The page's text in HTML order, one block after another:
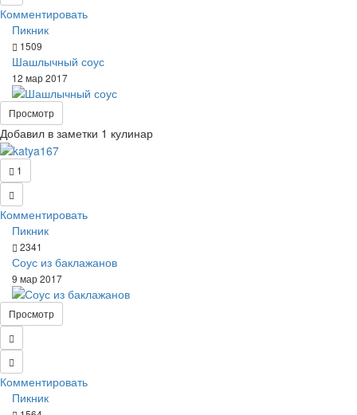
Комментировать
Пикник
1509
Шашлычный соус
12 мар 2017
Просмотр
Добавил в заметки 1 кулинар
1
Комментировать
Пикник
2341
Соус из баклажанов
9 мар 2017
Просмотр
Комментировать
Пикник